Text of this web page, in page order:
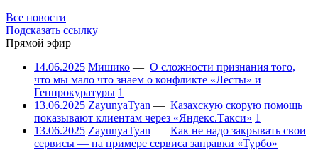
Все новости
Подсказать ссылку
Прямой эфир
14.06.2025 Мишико — О сложности признания того,
что мы мало что знаем о конфликте «Лесты» и
Генпрокуратуры 1
13.06.2025 ZayunyaTyan — Казахскую скорую помощь
показывают клиентам через «Яндекс.Такси» 1
13.06.2025 ZayunyaTyan — Как не надо закрывать свои
сервисы — на примере сервиса заправки «Турбо»